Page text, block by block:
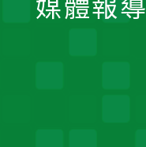
媒體報導